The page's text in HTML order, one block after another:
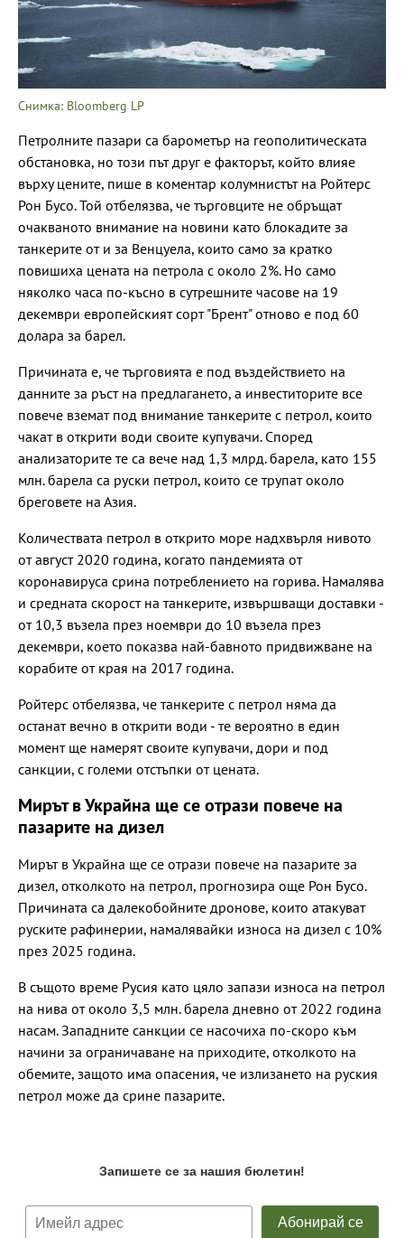
Снимка: Bloomberg LP
Петролните пазари са барометър на геополитическата
обстановка, но този път друг е факторът, който влияе
върху цените, пише в коментар колумнистът на Ройтерс
Рон Бусо. Той отбелязва, че търговците не обръщат
очакваното внимание на новини като блокадите за
танкерите от и за Венцуела, които само за кратко
повишиха цената на петрола с около 2%. Но само
няколко часа по-късно в сутрешните часове на 19
декември европейският сорт "Брент" отново е под 60
долара за барел.
Причината е, че търговията е под въздействието на
данните за ръст на предлагането, а инвеститорите все
повече вземат под внимание танкерите с петрол, които
чакат в открити води своите купувачи. Според
анализаторите те са вече над 1,3 млрд. барела, като 155
млн. барела са руски петрол, които се трупат около
бреговете на Азия.
Количествата петрол в открито море надхвърля нивото
от август 2020 година, когато пандемията от
коронавируса срина потреблението на горива. Намалява
и средната скорост на танкерите, извършващи доставки -
от 10,3 възела през ноември до 10 възела през
декември, което показва най-бавното придвижване на
корабите от края на 2017 година.
Ройтерс отбелязва, че танкерите с петрол няма да
останат вечно в открити води - те вероятно в един
момент ще намерят своите купувачи, дори и под
санкции, с големи отстъпки от цената.
Мирът в Украйна ще се отрази повече на
пазарите на дизел
Мирът в Украйна ще се отрази повече на пазарите за
дизел, отколкото на петрол, прогнозира още Рон Бусо.
Причината са далекобойните дронове, които атакуват
руските рафинерии, намалявайки износа на дизел с 10%
през 2025 година.
В същото време Русия като цяло запази износа на петрол
на нива от около 3,5 млн. барела дневно от 2022 година
насам. Западните санкции се насочиха по-скоро към
начини за ограничаване на приходите, отколкото на
обемите, защото има опасения, че излизането на руския
петрол може да срине пазарите.